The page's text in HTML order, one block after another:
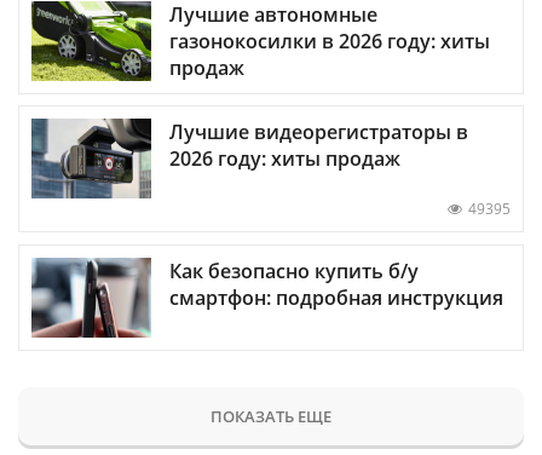
Лучшие автономные
газонокосилки в 2026 году: хиты
продаж
Лучшие видеорегистраторы в
2026 году: хиты продаж
49395
Как безопасно купить б/у
смартфон: подробная инструкция
ПОКАЗАТЬ ЕЩЕ